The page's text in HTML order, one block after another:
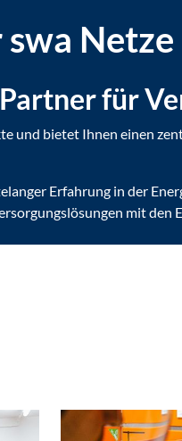
Netze
für
und bietet Ihnen einen
Erfahrung in der
mit den